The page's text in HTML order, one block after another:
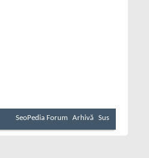
SeoPedia Forum Arhivă Sus